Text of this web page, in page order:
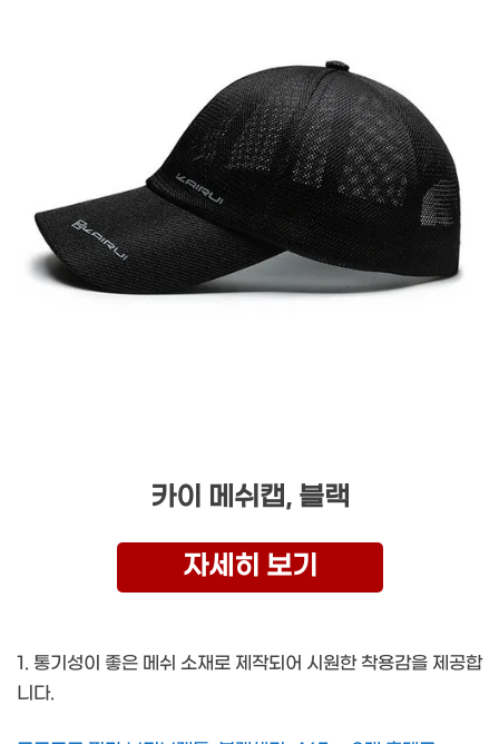
카이 메쉬캡, 블랙
자세히 보기
1. 통기성이 좋은 메쉬 소재로 제작되어 시원한 착용감을 제공합
니다.